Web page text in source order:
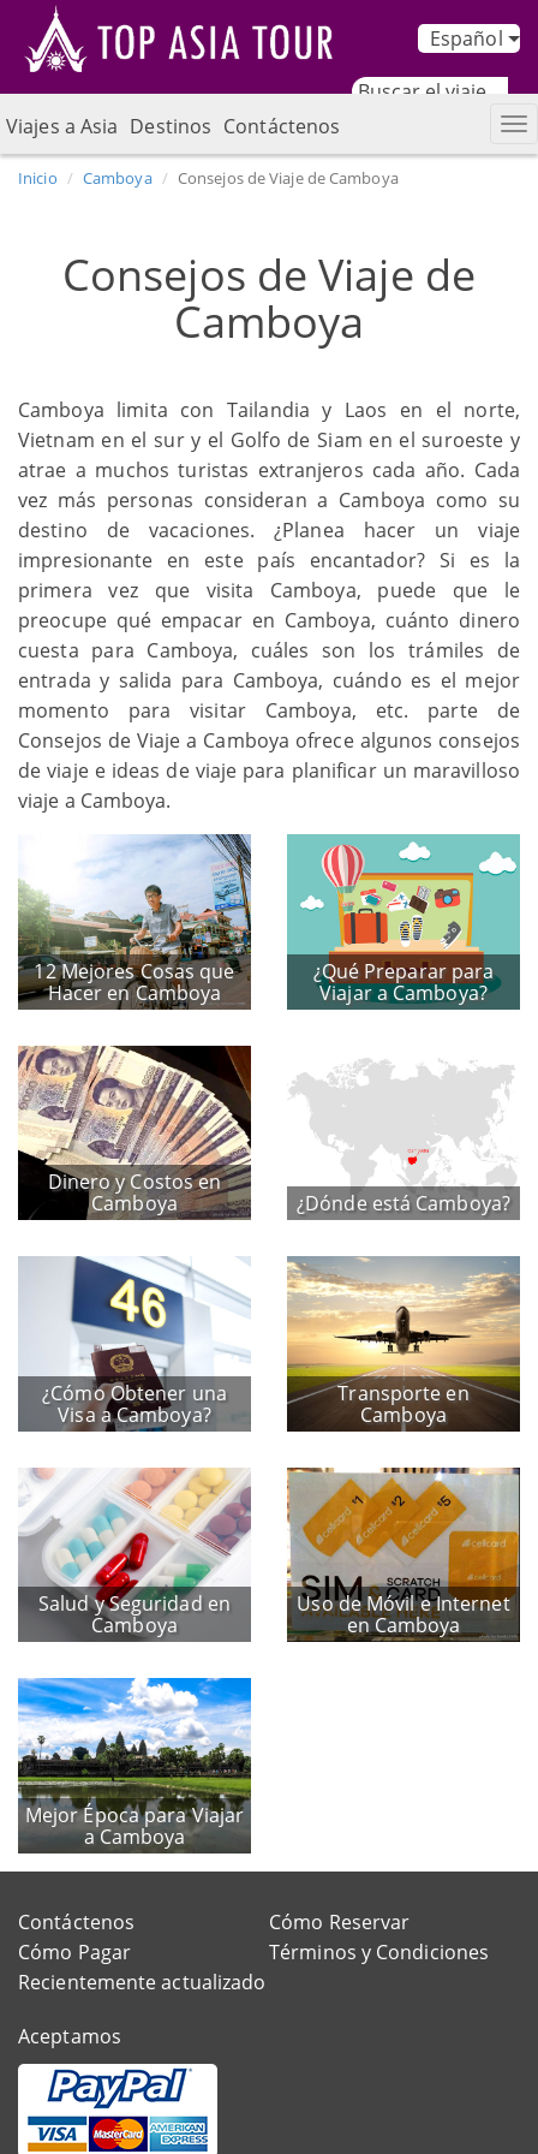
Español
Viajes a Asia Destinos Contáctenos
Inicio Camboya Consejos de Viaje de Camboya
Consejos de Viaje de
Camboya
Camboya limita con Tailandia y Laos en el norte,
Vietnam en el sur y el Golfo de Siam en el suroeste y
atrae a muchos turistas extranjeros cada año. Cada
vez más personas consideran a Camboya como su
destino de vacaciones. ¿Planea hacer un viaje
impresionante en este país encantador? Si es la
primera vez que visita Camboya, puede que le
preocupe qué empacar en Camboya, cuánto dinero
cuesta para Camboya, cuáles son los trámiles de
entrada y salida para Camboya, cuándo es el mejor
momento para visitar Camboya, etc. parte de
Consejos de Viaje a Camboya ofrece algunos consejos
de viaje e ideas de viaje para planificar un maravilloso
viaje a Camboya.
12 Mejores Cosas que
Hacer en Camboya
¿Qué Preparar para
Viajar a Camboya?
Dinero y Costos en
Camboya
¿Dónde está Camboya?
¿Cómo Obtener una
Visa a Camboya?
Transporte en
Camboya
Salud y Seguridad en
Camboya
Uso de Móvil e Internet
en Camboya
Mejor Época para Viajar
a Camboya
Contáctenos
Cómo Reservar
Cómo Pagar
Términos y Condiciones
Recientemente actualizado
Aceptamos